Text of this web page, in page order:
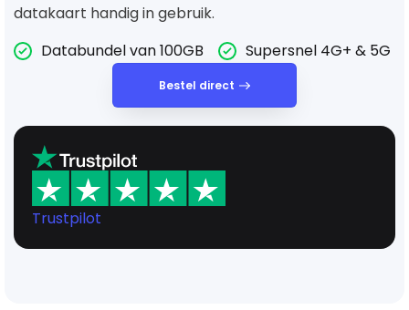
datakaart handig in gebruik.
Databundel van 100GB
Supersnel 4G+ & 5G
Bestel direct
Trustpilot